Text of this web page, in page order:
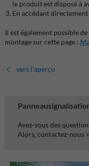
Avez-vous des
Alors, contactez-nous >
le produit est disposé à
En accédant
Il est également possible
montage sur cette page :
vers l'aperçu